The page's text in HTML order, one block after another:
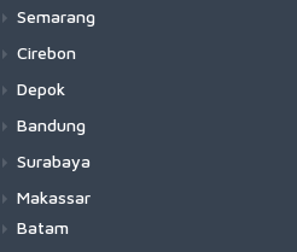
Semarang
Cirebon
Depok
Bandung
Surabaya
Makassar
Batam